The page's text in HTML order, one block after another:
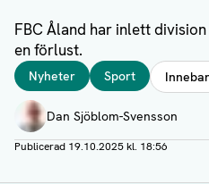
FBC Åland har inlett
en förlust.
Taggar
Nyheter Sport
Författare
Dan Sjöblom-Svensson
Visa profil
Publicerad 19.10.2025 kl. 18:56